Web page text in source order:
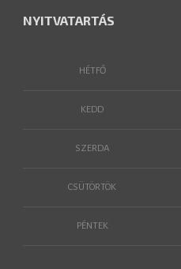
NYITVATARTÁS
HÉTFŐ
KEDD
SZERDA
CSÜTÖRTÖK
PÉNTEK